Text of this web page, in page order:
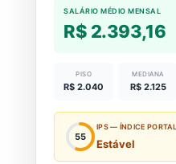
SALÁRIO MÉDIO MENSAL
R$ 2.393,16
PISO
R$ 2.040
MEDIANA
R$ 2.125
55
IPS — ÍNDICE
Estável